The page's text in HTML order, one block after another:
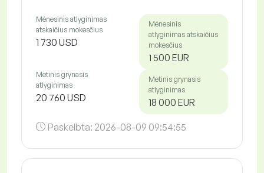
Mėnesinis atlyginimas
atskaičius mokesčius
1 730 USD
Mėnesinis
atlyginimas atskaičius
mokesčius
1 500 EUR
Metinis grynasis
atlyginimas
20 760 USD
Metinis grynasis
atlyginimas
18 000 EUR
Paskelbta: 2026-08-09 09:54:55